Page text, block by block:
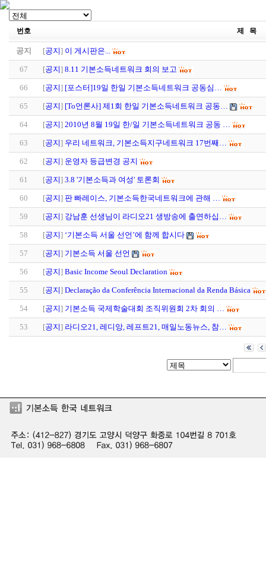
번호 제 목
공지 [공지] 이 게시판은...
67 [공지] 8.11 기본소득네트워크 회의 보고
66 [공지] [포스터]19일 한일 기본소득네트워크 공동심…
65 [공지] [To언론사] 제1회 한일 기본소득네트워크 공동…
64 [공지] 2010년 8월 19일 한/일 기본소득네트워크 공동 …
63 [공지] 우리 네트워크, 기본소득지구네트워크 17번째…
62 [공지] 운영자 등급변경 공지
61 [공지] 3.8 '기본소득과 여성' 토론회
60 [공지] 판 빠레이스, 기본소득한국네트워크에 관해 …
59 [공지] 강남훈 선생님이 라디오21 생방송에 출연하십…
58 [공지] ‘기본소득 서울 선언’에 함께 합시다
57 [공지] 기본소득 서울 선언
56 [공지] Basic Income Seoul Declaration
55 [공지] Declaração da Conferência Internacional da Renda Básica
54 [공지] 기본소득 국제학술대회 조직위원회 2차 회의 …
53 [공지] 라디오21, 레디앙, 레프트21, 매일노동뉴스, 참…